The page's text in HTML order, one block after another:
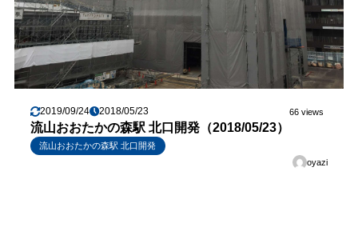
2019/09/24 2018/05/23 66 views
流山おおたかの森駅 北口開発（2018/05/23）
流山おおたかの森駅 北口開発
oyazi